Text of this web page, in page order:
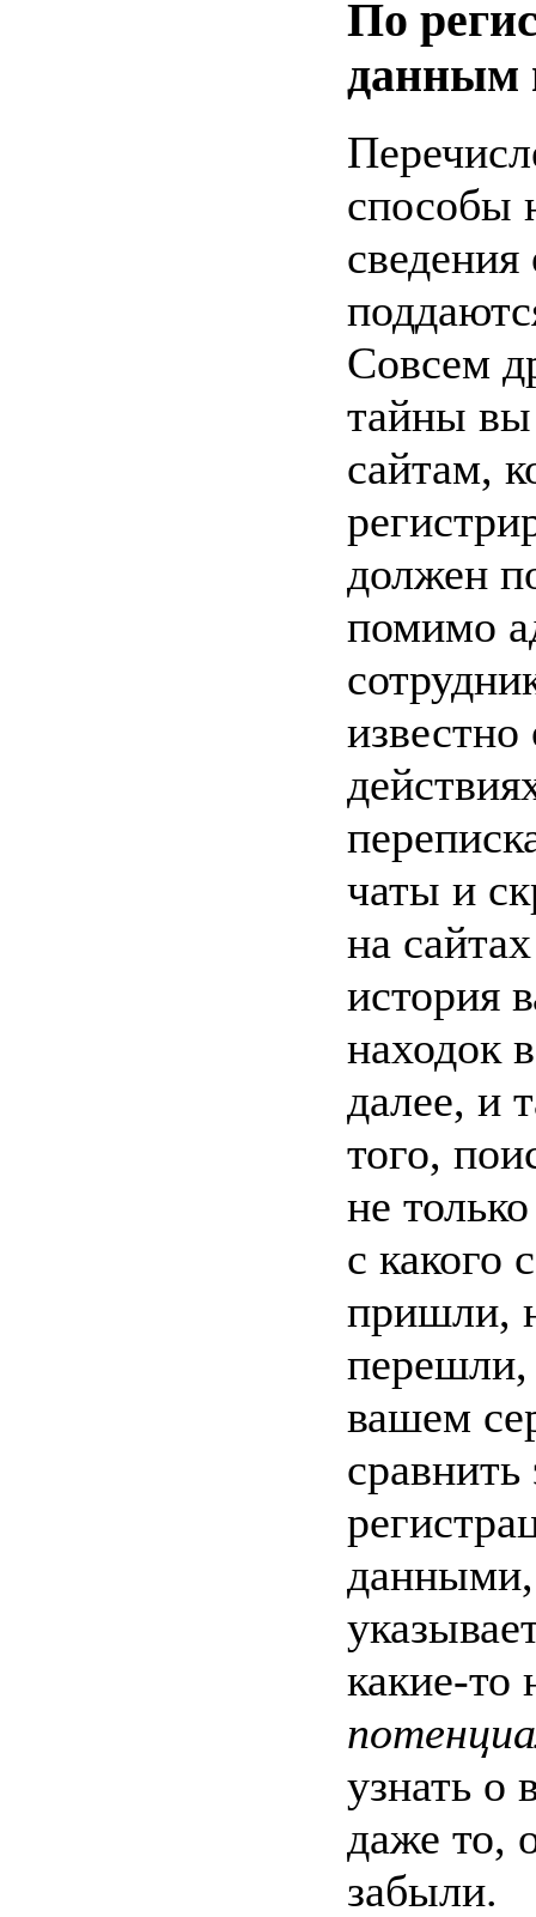
По
данным
способы
Совсем
тайны вы
сайтам,
должен
помимо
чаты и
на
история
находок
далее, и
того,
не
с какого
пришли,
перешли,
вашем
сравнить
какие-то
узнать о
даже то,
забыли.